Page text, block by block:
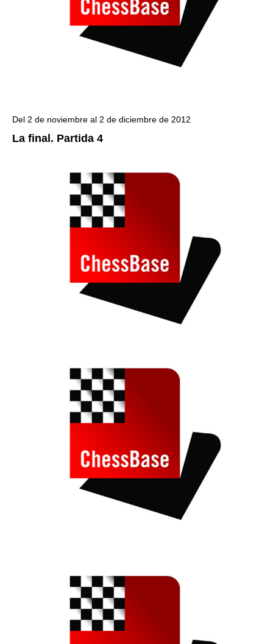
Del 2 de noviembre al 2 de diciembre de 2012
La final. Partida 4